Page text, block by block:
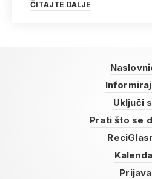
ČITAJTE DALJE
Uključi
Prati što se
Prijava